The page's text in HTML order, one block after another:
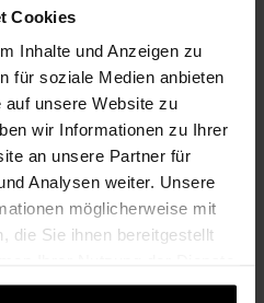
Cookies
Inhalte und Anzeigen zu
für soziale Medien anbieten
unsere Website zu
wir Informationen zu Ihrer
an unsere Partner für
Analysen weiter. Unsere
möglicherweise mit
die Sie ihnen bereitgestellt